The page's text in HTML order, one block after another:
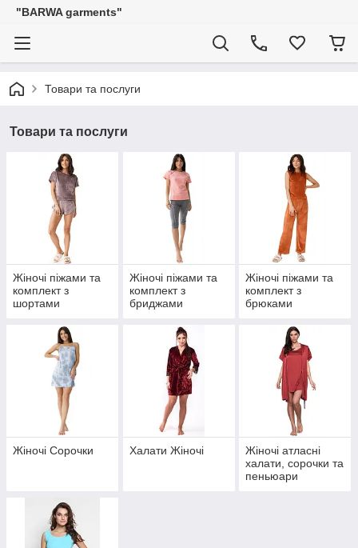
"BARWA garments"
Товари та послуги
Товари та послуги
Жіночі піжами та
комплект з
шортами
Жіночі піжами та
комплект з
бриджами
Жіночі піжами та
комплект з
брюками
Жіночі Сорочки Халати Жіночі
Жіночі атласні
халати, сорочки та
пеньюари